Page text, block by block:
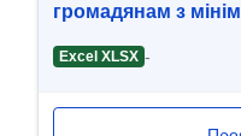
громадянам з
Excel XLSX -